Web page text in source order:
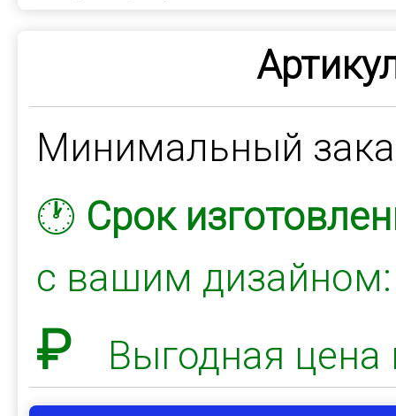
Минимальный
🕐 Срок
с вашим
₽ Выгодная